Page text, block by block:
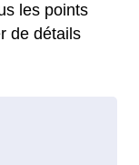
les points
de détails